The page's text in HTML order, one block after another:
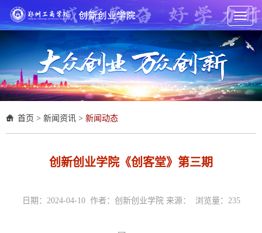
Toggle
首页 > 新闻资讯 > 新闻动态
创新创业学院《创客堂》第三期
日期：2024-04-10 作者：创新创业学院 来源： 浏览量： 235